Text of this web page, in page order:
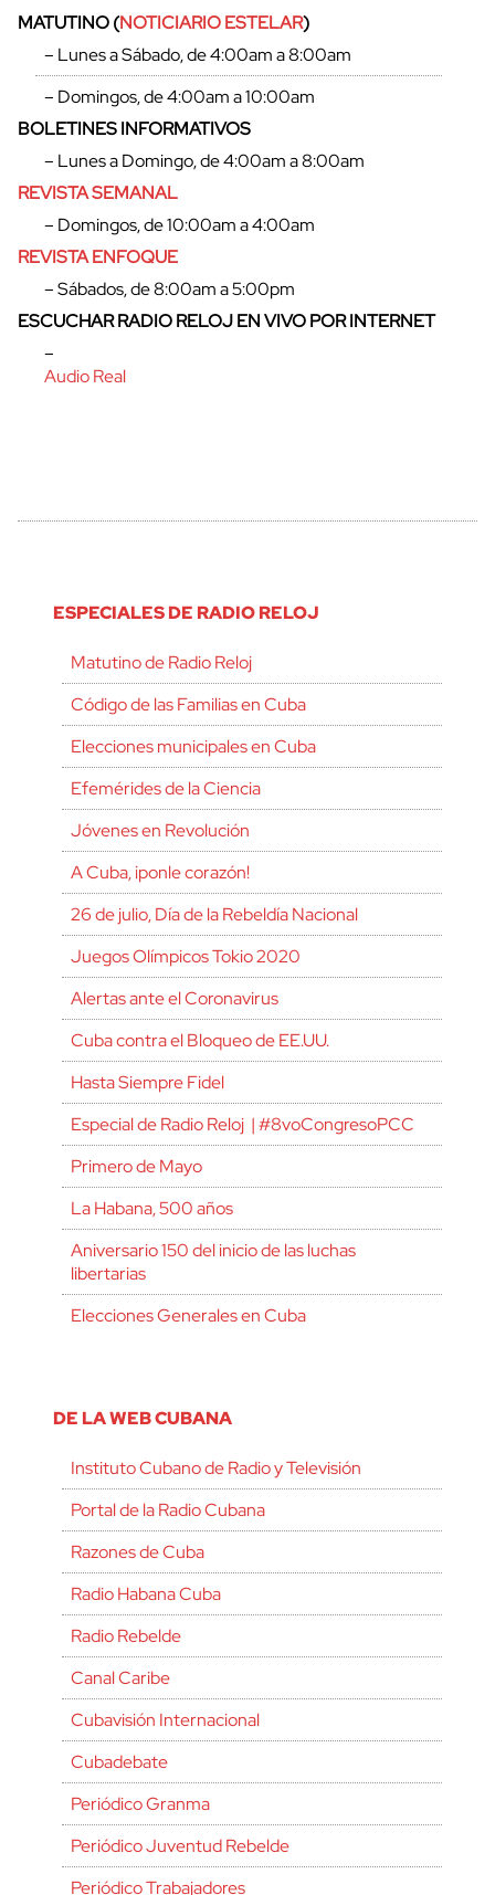
cerrar
MATUTINO (NOTICIARIO ESTELAR)
– Lunes a Sábado, de 4:00am a 8:00am
– Domingos, de 4:00am a 10:00am
BOLETINES INFORMATIVOS
– Lunes a Domingo, de 4:00am a 8:00am
REVISTA SEMANAL
– Domingos, de 10:00am a 4:00am
REVISTA ENFOQUE
– Sábados, de 8:00am a 5:00pm
ESCUCHAR RADIO RELOJ EN VIVO POR INTERNET
–
Audio Real
ESPECIALES DE RADIO RELOJ
Matutino de Radio Reloj
Código de las Familias en Cuba
Elecciones municipales en Cuba
Efemérides de la Ciencia
Jóvenes en Revolución
A Cuba, ¡ponle corazón!
26 de julio, Día de la Rebeldía Nacional
Juegos Olímpicos Tokio 2020
Alertas ante el Coronavirus
Cuba contra el Bloqueo de EE.UU.
Hasta Siempre Fidel
Especial de Radio Reloj | #8voCongresoPCC
Primero de Mayo
La Habana, 500 años
Aniversario 150 del inicio de las luchas
libertarias
Elecciones Generales en Cuba
DE LA WEB CUBANA
Instituto Cubano de Radio y Televisión
Portal de la Radio Cubana
Razones de Cuba
Radio Habana Cuba
Radio Rebelde
Canal Caribe
Cubavisión Internacional
Cubadebate
Periódico Granma
Periódico Juventud Rebelde
Periódico Trabajadores